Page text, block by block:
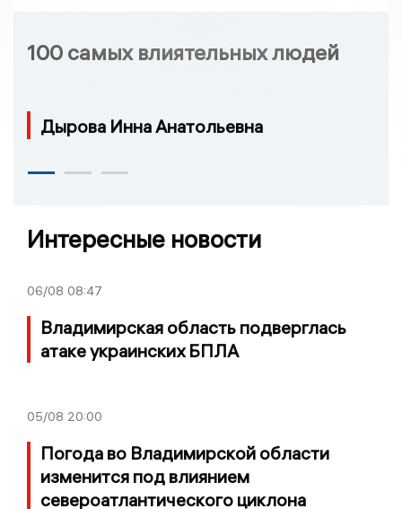
100 самых влиятельных людей
Дырова Инна Анатольевна
Интересные новости
06/08 08:47
Владимирская область подверглась
атаке украинских БПЛА
05/08 20:00
Погода во Владимирской области
изменится под влиянием
североатлантического циклона